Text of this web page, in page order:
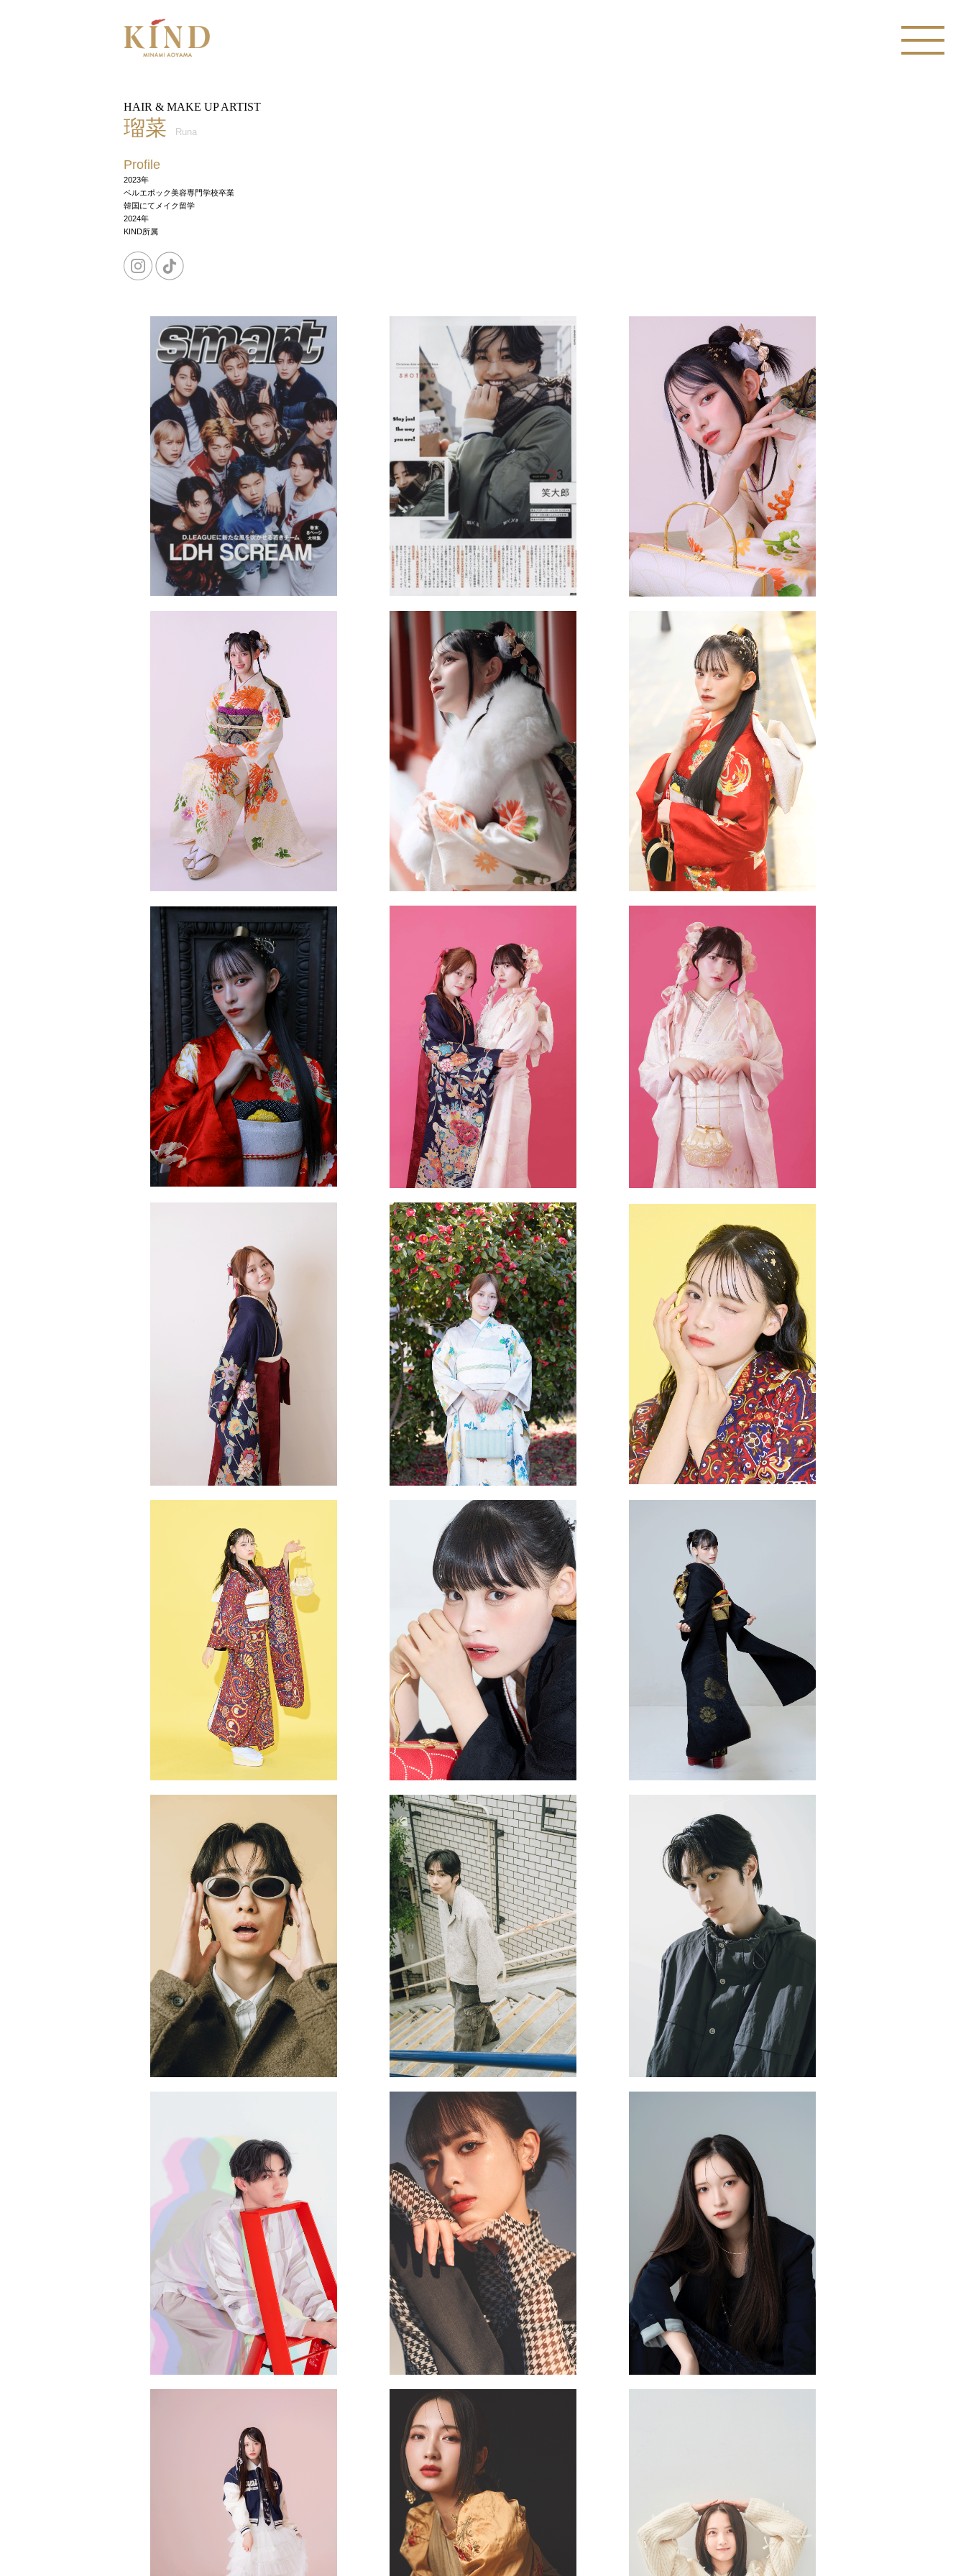
HAIR & MAKE UP ARTIST
瑠菜 Runa
Profile
2023年
ベルエポック美容専門学校卒業
韓国にてメイク留学
2024年
KIND所属